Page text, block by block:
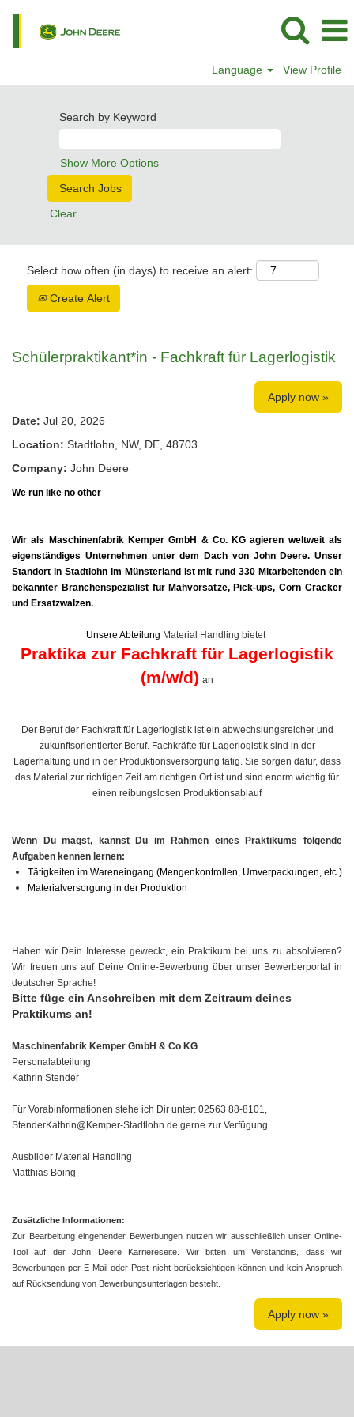
Language View Profile
Search by Keyword
Show More Options
Clear
Select how often (in days) to receive an alert:
Create Alert
Schülerpraktikant*in - Fachkraft für Lagerlogistik
Apply now »
Date: Jul 20, 2026
Location: Stadtlohn, NW, DE, 48703
Company: John Deere
We run like no other
Wir als Maschinenfabrik Kemper GmbH & Co. KG agieren weltweit als
eigenständiges Unternehmen unter dem Dach von John Deere. Unser
Standort in Stadtlohn im Münsterland ist mit rund 330 Mitarbeitenden ein
bekannter Branchenspezialist für Mähvorsätze, Pick-ups, Corn Cracker
und Ersatzwalzen.
Unsere Abteilung Material Handling bietet
Praktika zur Fachkraft für Lagerlogistik
(m/w/d) an
Der Beruf der Fachkraft für Lagerlogistik ist ein abwechslungsreicher und
zukunftsorientierter Beruf. Fachkräfte für Lagerlogistik sind in der
Lagerhaltung und in der Produktionsversorgung tätig. Sie sorgen dafür, dass
das Material zur richtigen Zeit am richtigen Ort ist und sind enorm wichtig für
einen reibungslosen Produktionsablauf
Wenn Du magst, kannst Du im Rahmen eines Praktikums folgende
Aufgaben kennen lernen:
Tätigkeiten im Wareneingang (Mengenkontrollen, Umverpackungen, etc.)
Materialversorgung in der Produktion
Haben wir Dein Interesse geweckt, ein Praktikum bei uns zu absolvieren?
Wir freuen uns auf Deine Online-Bewerbung über unser Bewerberportal in
deutscher Sprache!
Bitte füge ein Anschreiben mit dem Zeitraum deines
Praktikums an!
Maschinenfabrik Kemper GmbH & Co KG
Personalabteilung
Kathrin Stender
Für Vorabinformationen stehe ich Dir unter: 02563 88-8101,
StenderKathrin@Kemper-Stadtlohn.de gerne zur Verfügung.
Ausbilder Material Handling
Matthias Böing
Zusätzliche Informationen:
Zur Bearbeitung eingehender Bewerbungen nutzen wir ausschließlich unser Online-
Tool auf der John Deere Karriereseite. Wir bitten um Verständnis, dass wir
Bewerbungen per E-Mail oder Post nicht berücksichtigen können und kein Anspruch
auf Rücksendung von Bewerbungsunterlagen besteht.
Apply now »